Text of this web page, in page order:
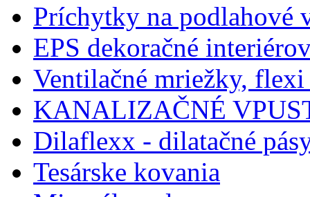
Príchytky na podlahové
EPS dekoračné
Ventilačné mriežky,
KANALIZAČNÉ
Dilaflexx - dilatačné
Tesárske kovania